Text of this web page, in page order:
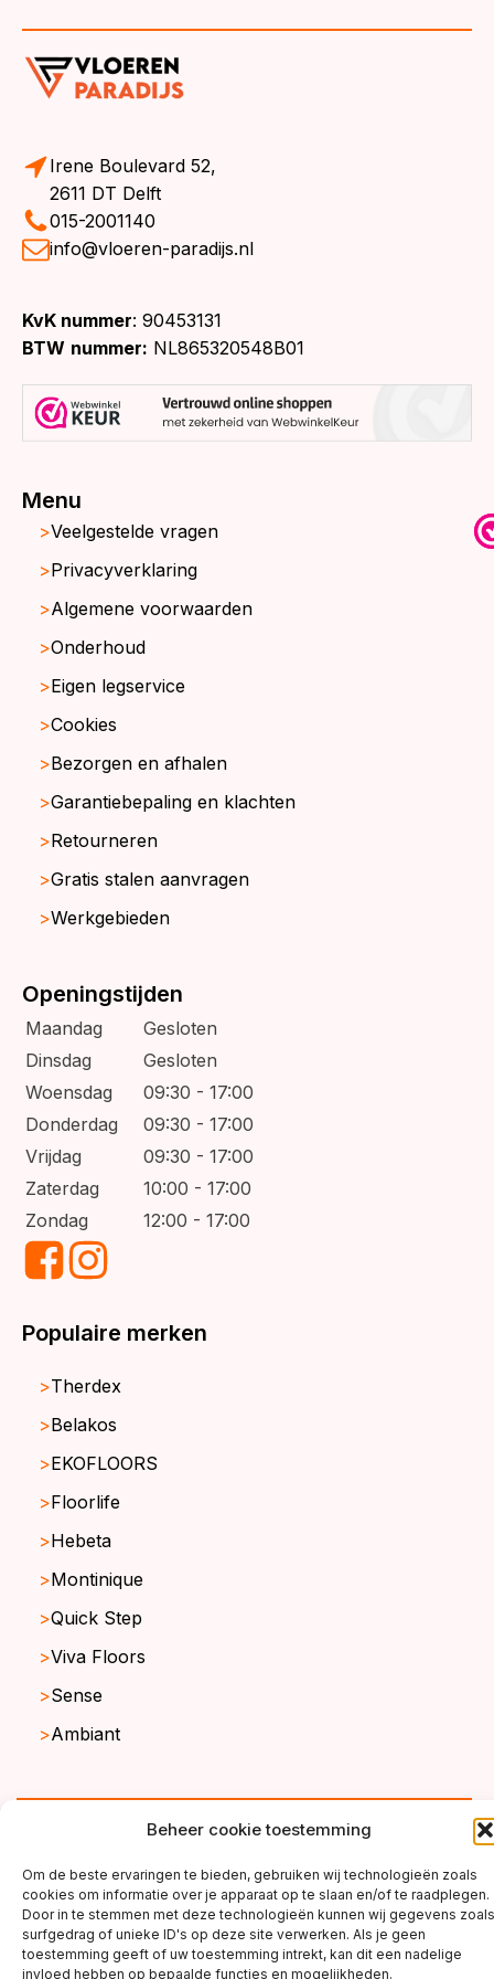
Beheer cookie toestemming
Om de beste ervaringen te bieden, gebruiken wij technologieën zoals
cookies om informatie over je apparaat op te slaan en/of te raadplegen.
Door in te stemmen met deze technologieën kunnen wij gegevens zoals
surfgedrag of unieke ID's op deze site verwerken. Als je geen
toestemming geeft of uw toestemming intrekt, kan dit een nadelige
invloed hebben op bepaalde functies en mogelijkheden.
Irene Boulevard 52,
2611 DT Delft
015-2001140
info@vloeren-paradijs.nl
KvK nummer: 90453131
BTW nummer: NL865320548B01
Menu
Veelgestelde vragen
Privacyverklaring
Algemene voorwaarden
Onderhoud
Eigen legservice
Cookies
Bezorgen en afhalen
Garantiebepaling en klachten
Retourneren
Gratis stalen aanvragen
Werkgebieden
Openingstijden
Maandag
Gesloten
Dinsdag
Gesloten
Woensdag
09:30 - 17:00
Donderdag
09:30 - 17:00
Vrijdag
09:30 - 17:00
Zaterdag
10:00 - 17:00
Zondag
12:00 - 17:00
Populaire merken
Therdex
Belakos
EKOFLOORS
Floorlife
Hebeta
Montinique
Quick Step
Viva Floors
Sense
Ambiant